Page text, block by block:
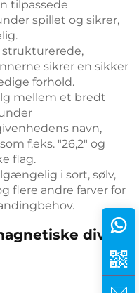
tilpassede
spillet og sikrer,
strukturerede,
sikrer en sikker
forhold.
mellem et bredt
navn,
f.eks. "26,2" og
flag.
i sort, sølv,
flere andre farver for
divot-